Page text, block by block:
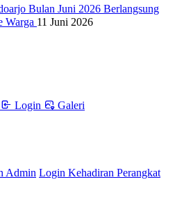
Bulan Juni 2026 Berlangsung
Warga 11 Juni 2026
dan Lancar 19 Mei 2026
Bantuan Langsung Tunai
2024
Login Galeri
Admin Login Kehadiran Perangkat